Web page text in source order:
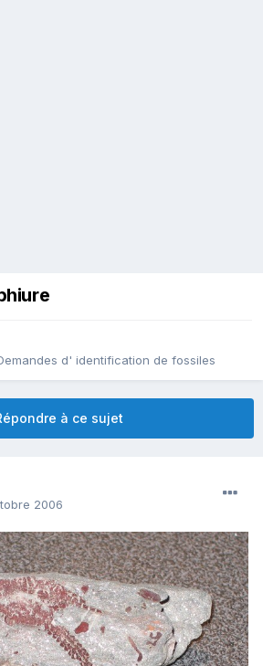
d' identification de fossiles
à ce sujet
2006